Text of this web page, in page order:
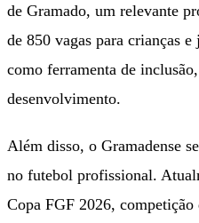
de Gramado, um relevante
de 850 vagas para crianças
como ferramenta de
desenvolvimento.
Além disso, o Gramadense
no futebol profissional.
Copa FGF 2026,